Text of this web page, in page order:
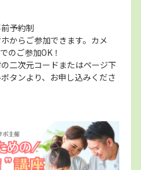
予約制
からご参加できます。カメ
のご参加OK！
二次元コードまたはページ下
タンより、お申し込みくださ